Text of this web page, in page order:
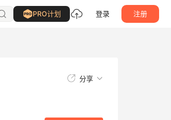
PRO计划 登录 注册
分享
关注 收藏夹